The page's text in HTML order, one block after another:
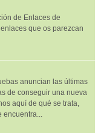
de Enlaces de
que os parezcan
anuncian las últimas
de conseguir una nueva
aquí de qué se trata,
encuentra...